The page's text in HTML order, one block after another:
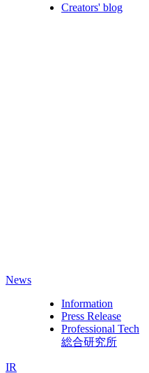
Creators' blog
News
Information
Press Release
Professional Tech
総合研究所
IR